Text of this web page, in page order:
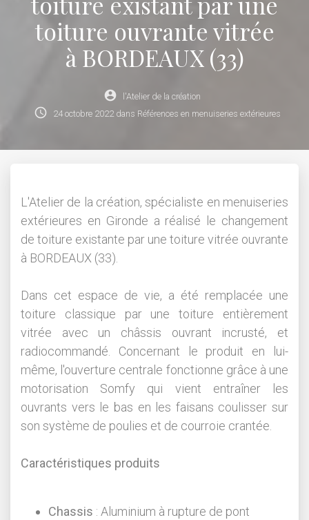
toiture ouvrante vitrée
à BORDEAUX (33)
account_circle l'Atelier de la création
schedule 24 octobre 2022 dans Références en menuiseries extérieures
L'Atelier de la création, spécialiste en menuiseries
extérieures en Gironde a réalisé le changement
de toiture existante par une toiture vitrée ouvrante
à BORDEAUX (33).
Dans cet espace de vie, a été remplacée une
toiture classique par une toiture entièrement
vitrée avec un châssis ouvrant incrusté, et
radiocommandé. Concernant le produit en lui-
même, l'ouverture centrale fonctionne grâce à une
motorisation Somfy qui vient entraîner les
ouvrants vers le bas en les faisans coulisser sur
son système de poulies et de courroie crantée.
Caractéristiques produits
Chassis : Aluminium à rupture de pont